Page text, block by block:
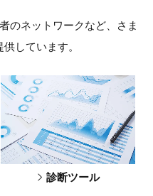
のネットワークなど、さま
しています。
診断ツール